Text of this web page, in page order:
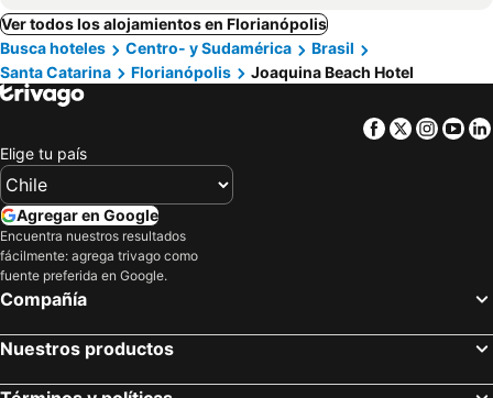
Ver todos los alojamientos en Florianópolis
Busca hoteles
Centro- y Sudamérica
Brasil
Santa Catarina
Florianópolis Joaquina Beach Hotel
Facebook
Twitter
Elige tu país
Agregar en Google
Encuentra nuestros resultados
fácilmente: agrega trivago como
fuente preferida en Google.
Compañía
Nuestros productos